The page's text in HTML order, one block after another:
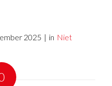
2025 | in Niet